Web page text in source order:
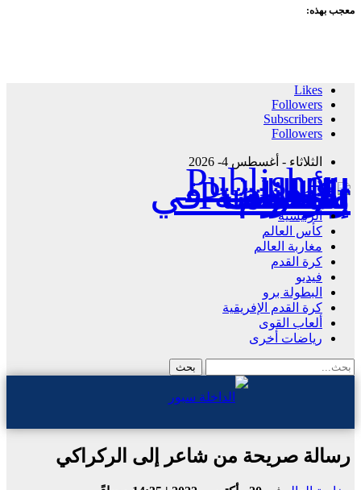
معجب بهذه:
Likes
Followers
Subscribers
Followers
الثلاثاء - أغسطس 4- 2026
Publisher - تغطية إخبارية لكافة الأحداث الرياضية في المغرب والعالم.
الرئيسية
كأس العالم
مغاربة العالم
كرة القدم
فيديو
البطولة برو
كرة القدم الإفريقية
ألعاب القوى
رياضات أخرى
رسالة صريحة من شاعر إلى الركراكي